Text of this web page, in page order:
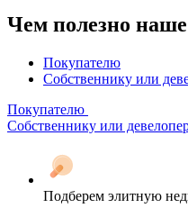
Чем полезно наше
Покупателю
Собственнику или
Покупателю
Собственнику или
Подберем элитную